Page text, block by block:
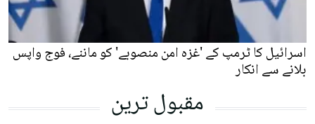
اسرائیل کا ٹرمپ کے 'غزہ امن منصوبے' کو ماننے، فوج واپس
بلانے سے انکار
مقبول ترین